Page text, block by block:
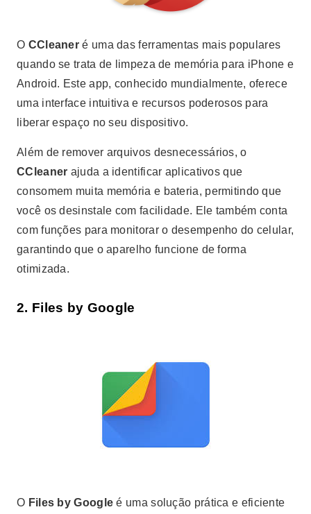
O CCleaner é uma das ferramentas mais populares
quando se trata de limpeza de memória para iPhone e
Android. Este app, conhecido mundialmente, oferece
uma interface intuitiva e recursos poderosos para
liberar espaço no seu dispositivo.
Além de remover arquivos desnecessários, o
CCleaner ajuda a identificar aplicativos que
consomem muita memória e bateria, permitindo que
você os desinstale com facilidade. Ele também conta
com funções para monitorar o desempenho do celular,
garantindo que o aparelho funcione de forma
otimizada.
2. Files by Google
O Files by Google é uma solução prática e eficiente